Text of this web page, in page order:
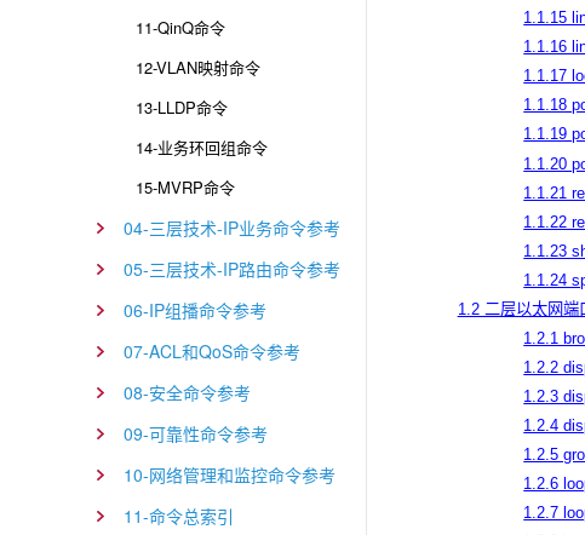
11-QinQ命令
12-VLAN映射命令
13-LLDP命令
14-业务环回组命令
15-MVRP命令
04-三层技术-IP业务命令参考
05-三层技术-IP路由命令参考
06-IP组播命令参考
07-ACL和QoS命令参考
08-安全命令参考
09-可靠性命令参考
10-网络管理和监控命令参考
11-命令总索引
1.1.15
1.1.16
1.1.17
1.1.18
1.1.19
1.1.20
1.1.21
1.1.22
1.1.23
1.1.24
1.2 二层以太网端
1.2.1
1.2.2
1.2.3
1.2.4
1.2.5
1.2.6
1.2.7